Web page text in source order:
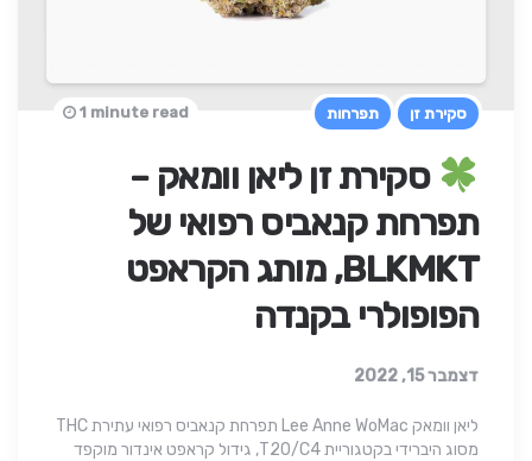
סקירת זן תפרחות
סקירת זן ליאן וומאק –
תפרחת קנאביס רפואי של
BLKMKT, מותג הקראפט
הפופולרי בקנדה
דצמבר 15, 2022
1 minute read
ליאן וומאק Lee Anne WoMac תפרחת קנאביס רפואי עתירת THC
מסוג היברידי בקטגוריית T20/C4, גידול קראפט אינדור מוקפד